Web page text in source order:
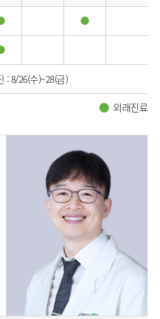
: 8/26(수)~28(금)
외래진료